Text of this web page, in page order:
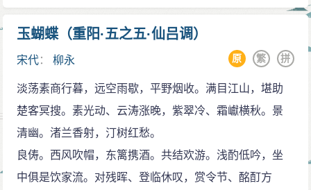
玉蝴蝶（重阳·五之五·仙吕调）
宋代：柳永 拼
繁
原
淡荡素商行暮，远空雨歇，平野烟收。满目江山，堪助
楚客冥搜。素光动、云涛涨晚，紫翠冷、霜巘横秋。景
清幽。渚兰香射，汀树红愁。
良俦。西风吹帽，东篱携酒。共结欢游。浅酌低吟，坐
中俱是饮家流。对残晖、登临休叹，赏令节、酩酊方